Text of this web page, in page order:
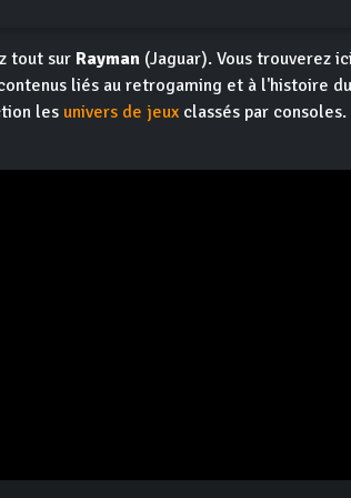
tout sur Rayman (Jaguar). Vous trouverez
liés au retrogaming et à l'histoire
lesunivers de jeux classés par consoles.